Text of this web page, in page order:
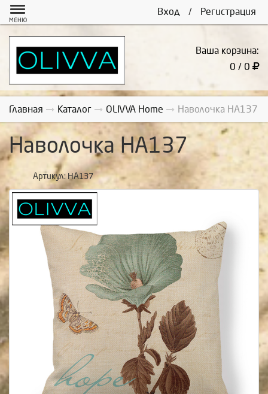
Вход / Регистрация
МЕНЮ
Ваша корзина:
0 / 0
Главная Каталог OLIVVA Home Наволочка НА137
Наволочка НА137
Артикул: НА137